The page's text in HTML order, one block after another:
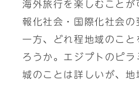
海外旅行を楽しむこと
報化社会・国際化社会の
一方、どれ程地域のこ
ろうか。エジプトのピ
城のことは詳しいが、